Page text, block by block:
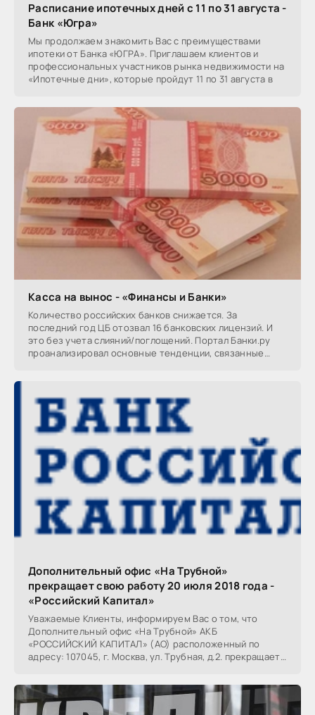
Расписание ипотечных дней с 11 по 31 августа -
Банк «Югра»
Мы продолжаем знакомить Вас с преимуществами
ипотеки от Банка «ЮГРА». Приглашаем клиентов и
профессиональных участников рынка недвижимости на
«Ипотечные дни», которые пройдут 11 по 31 августа в
Касса на вынос - «Финансы и Банки»
Количество российских банков снижается. За
последний год ЦБ отозвал 16 банковских лицензий. И
это без учета слияний/поглощений. Портал Банки.ру
проанализировал основные тенденции, связанные
Дополнительный офис «На Трубной»
прекращает свою работу 20 июля 2018 года -
«Российский Капитал»
Уважаемые Клиенты, информируем Вас о том, что
Дополнительный офис «На Трубной» АКБ
«РОССИЙСКИЙ КАПИТАЛ» (АО) расположенный по
адресу: 107045, г. Москва, ул. Трубная, д.2. прекращает